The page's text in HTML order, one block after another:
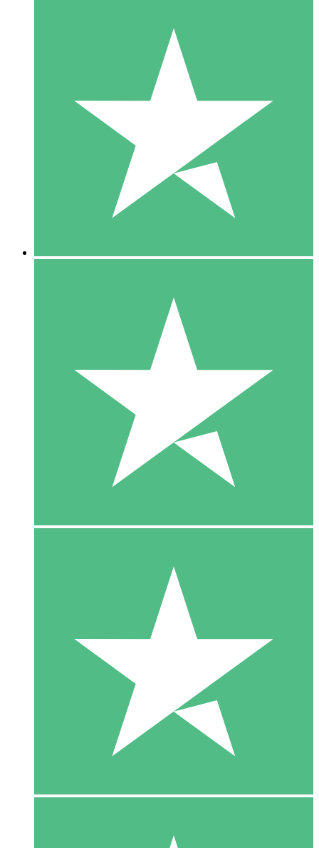
Individuella Kreditpaket
Betala per användning med nedladdningskrediter. Inget
1 Nedladdningar
10 00
10 Nedladdningar
20 00